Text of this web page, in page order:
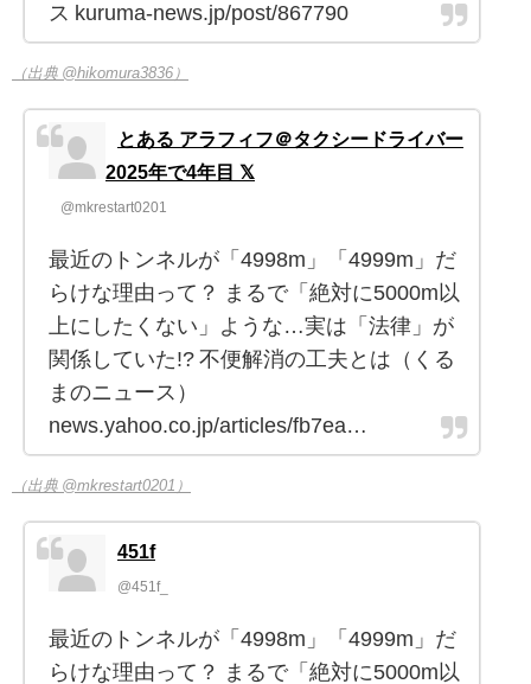
ス kuruma-news.jp/post/867790
（出典 @hikomura3836）
とある アラフィフ＠タクシードライバー
2025年で4年目 𝕏
@mkrestart0201
最近のトンネルが「4998m」「4999m」だ
らけな理由って？ まるで「絶対に5000m以
上にしたくない」ような…実は「法律」が
関係していた!? 不便解消の工夫とは（くる
まのニュース）
news.yahoo.co.jp/articles/fb7ea…
（出典 @mkrestart0201）
451f
@451f_
最近のトンネルが「4998m」「4999m」だ
らけな理由って？ まるで「絶対に5000m以